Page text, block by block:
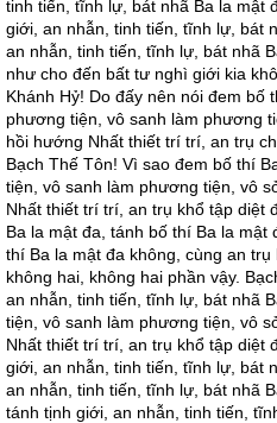
tinh tiến, tĩnh lự, bát nhã Ba la mật
giới, an nhẫn, tinh tiến, tĩnh lự, bát
an nhẫn, tinh tiến, tĩnh lự, bát nhã
như cho đến bất tư nghì giới kia
Khánh Hỷ! Do đấy nên nói đem bố
phương tiện, vô sanh làm phương
hồi hướng Nhất thiết trí trí, an trụ
Bạch Thế Tôn! Vì sao đem bố thí
tiện, vô sanh làm phương tiện, vô
Nhất thiết trí trí, an trụ khổ tập diệt
Ba la mật đa, tánh bố thí Ba la
thí Ba la mật đa không, cùng an
không hai, không hai phần vậy.
an nhẫn, tinh tiến, tĩnh lự, bát nhã
tiện, vô sanh làm phương tiện, vô
Nhất thiết trí trí, an trụ khổ tập diệt
giới, an nhẫn, tinh tiến, tĩnh lự, bát
an nhẫn, tinh tiến, tĩnh lự, bát nhã
tánh tịnh giới, an nhẫn, tinh tiến,